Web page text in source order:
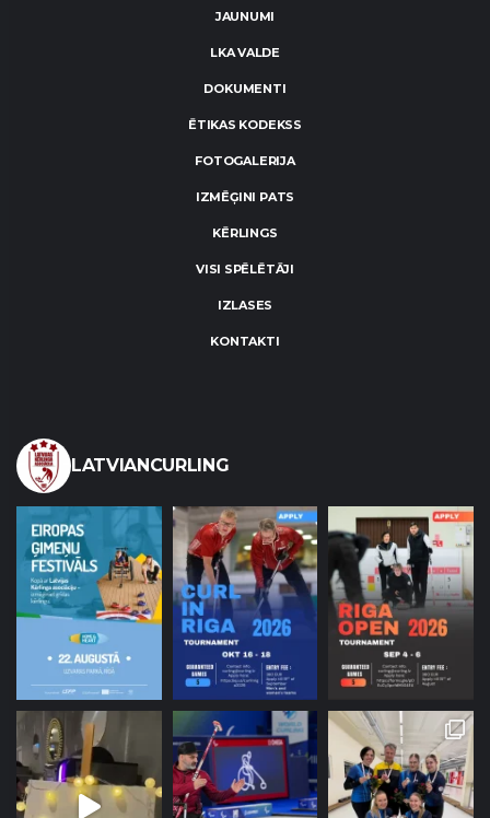
JAUNUMI
LKA VALDE
DOKUMENTI
ĒTIKAS KODEKSS
FOTOGALERIJA
IZMĒĢINI PATS
KĒRLINGS
VISI SPĒLĒTĀJI
IZLASES
KONTAKTI
LATVIANCURLING